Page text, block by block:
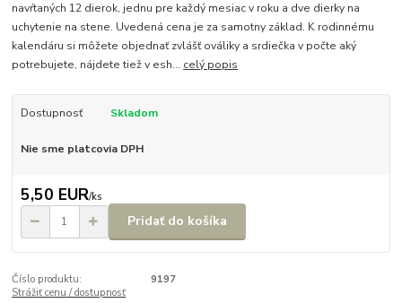
navŕtaných 12 dierok, jednu pre každý mesiac v roku a dve dierky na
uchytenie na stene. Uvedená cena je za samotny základ. K rodinnému
kalendáru si môžete objednať zvlášť ováliky a srdiečka v počte aký
potrebujete, nájdete tiež v esh... celý popis
Dostupnosť Skladom
Nie sme platcovia DPH
5,50 EUR/ks
Pridať do košíka
Číslo produktu:
9197
Strážiť cenu / dostupnosť